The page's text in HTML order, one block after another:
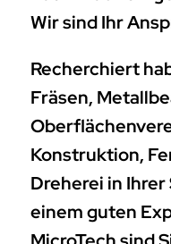
Wir sind Ihr
Recherchiert
Fräsen,
Konstruktion,
Dreherei in Ihrer
einem guten